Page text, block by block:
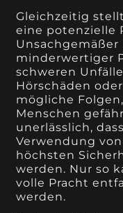
Gleichzeitig
eine potenzielle
minderwertiger
schweren
Hörschäden
mögliche
Menschen
unerlässlich,
Verwendung
höchsten
werden. Nur so
volle Pracht
werden.